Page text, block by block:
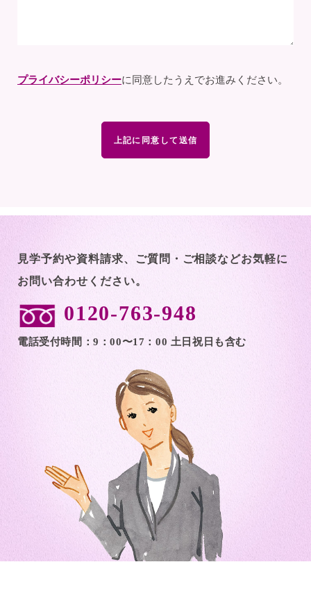
プライバシーポリシーに同意したうえでお進みください。
見学予約や資料請求、ご質問・ご相談などお気軽に
お問い合わせください。
0120-763-948
電話受付時間：9：00〜17：00 土日祝日も含む